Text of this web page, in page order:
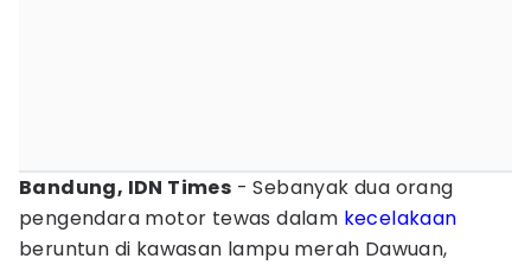
Bandung, IDN Times - Sebanyak dua orang
pengendara motor tewas dalam kecelakaan
beruntun di kawasan lampu merah Dawuan,